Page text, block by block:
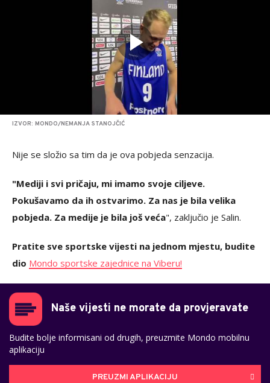
IZVOR: MONDO/NEMANJA STANOJČIĆ
Nije se složio sa tim da je ova pobjeda senzacija.
"Mediji i svi pričaju, mi imamo svoje ciljeve.
Pokušavamo da ih ostvarimo. Za nas je bila velika
pobjeda. Za medije je bila još veća", zaključio je Salin.
Pratite sve sportske vijesti na jednom mjestu, budite
dio Mondo sportske zajednice na Viberu!
Naše vijesti ne morate da provjeravate
Budite bolje informisani od drugih, preuzmite Mondo mobilnu
aplikaciju
PREUZMI APLIKACIJU